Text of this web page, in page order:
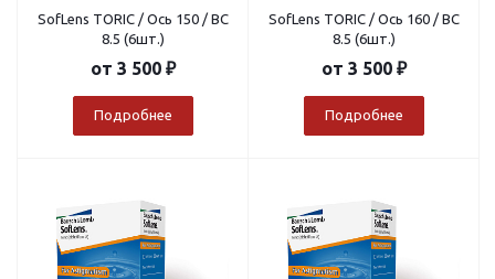
SofLens TORIC / Ось 150 / BC
8.5 (6шт.)
от 3 500 ₽
Подробнее
SofLens TORIC / Ось 160 / BC
8.5 (6шт.)
от 3 500 ₽
Подробнее